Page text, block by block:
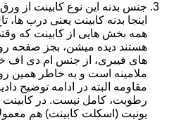
اینجا بدنه کابینت یعنی درب ها،
همه بخش هایی از کابینت که
هستند دیده میشن، بجز صفحه
های فیبری، از جنس ام دی اف
ملامینه است و به خاطر همین
مقاومه البته در ادامه توضیح
یونیت (اسکلت کابینت) هم